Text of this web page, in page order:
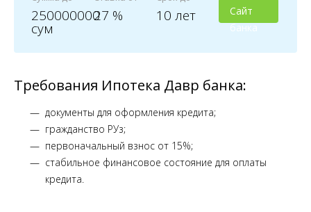
250000000
сум
27 % 10 лет
Сайт
банка
Требования Ипотека Давр банка:
документы для оформления кредита;
гражданство РУз;
первоначальный взнос от 15%;
стабильное финансовое состояние для оплаты
кредита.